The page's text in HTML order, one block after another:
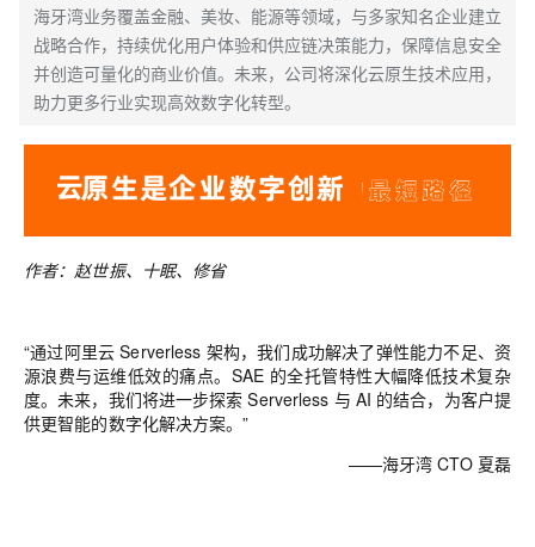
海牙湾业务覆盖金融、美妆、能源等领域，与多家知名企业建立
战略合作，持续优化用户体验和供应链决策能力，保障信息安全
并创造可量化的商业价值。未来，公司将深化云原生技术应用，
助力更多行业实现高效数字化转型。
作者：赵世振、 十眠、修省
“通过阿里云 Serverless 架构，我们成功解决了弹性能力不足、资
源浪费与运维低效的痛点。SAE 的全托管特性大幅降低技术复杂
度。未来，我们将进一步探索 Serverless 与 AI 的结合，为客户提
供更智能的数字化解决方案。”
——海牙湾 CTO 夏磊